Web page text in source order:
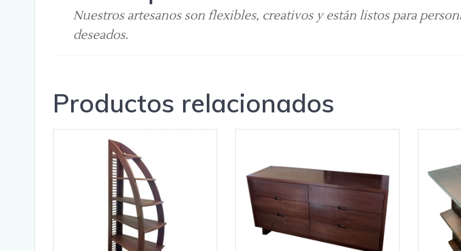
Nuestros artesanos son flexibles, creativos y están listos para
deseados.
Productos relacionados